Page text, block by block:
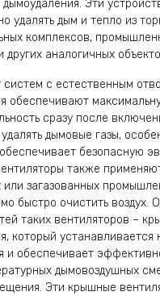
дымоудаления. Эти
удалять дым и тепло из
комплексов,
других аналогичных
систем с естественным
обеспечивают
сразу после
дымовые газы,
безопасную
также
или загазованных
быстро очистить воздух.
таких вентиляторов –
который устанавливается
и обеспечивает
дымовоздушных
Эти крышные